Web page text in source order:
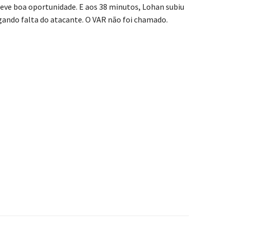
boa oportunidade. E aos 38 minutos, Lohan subiu
falta do atacante. O VAR não foi chamado.